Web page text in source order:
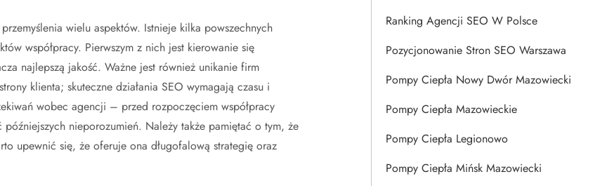
wielu aspektów. Istnieje kilka powszechnych
współpracy. Pierwszym z nich jest kierowanie się
najlepszą jakość. Ważne jest również unikanie firm
klienta; skuteczne działania SEO wymagają czasu i
wobec agencji – przed rozpoczęciem współpracy
nieporozumień. Należy także pamiętać o tym, że
upewnić się, że oferuje ona długofalową strategię oraz
Ranking Agencji SEO W Polsce
Pozycjonowanie Stron SEO Warszawa
Pompy Ciepła Nowy Dwór Mazowiecki
Pompy Ciepła Mazowieckie
Pompy Ciepła Legionowo
Pompy Ciepła Mińsk Mazowiecki